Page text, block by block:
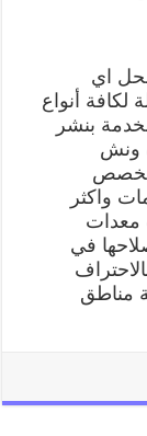
اي
لكافة أنواع
بنشر
ونش
واكثر
معدات
في
مناطق